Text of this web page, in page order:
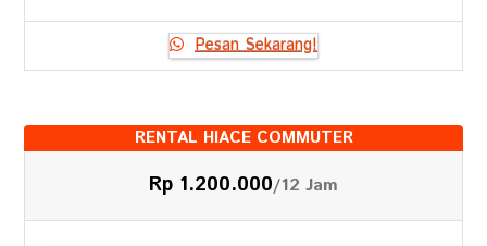
Pesan Sekarang!
RENTAL HIACE COMMUTER
Rp 1.200.000/12 Jam